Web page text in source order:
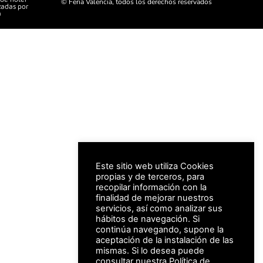
por
Este sitio web utiliza Cookies
propias y de terceros, para
recopilar información con la
finalidad de mejorar nuestros
servicios, así como analizar sus
hábitos de navegación. Si
continúa navegando, supone la
aceptación de la instalación de las
mismas. Si lo desea puede